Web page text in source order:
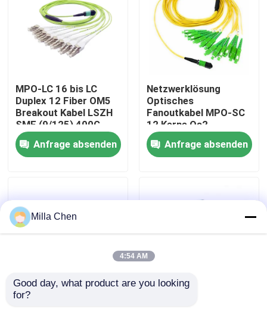
Produkte
Über uns
Fabrik-Ausflug
Qualitätskontrolle
Treten Sie mit uns in Verbindung
Fälle
MPO-LC 16 bis LC
Duplex 12 Fiber OM5
Breakout Kabel LSZH
SMF (9/125) 400G
800G Netzwerk
Anfrage absenden
Netzwerklösung
Optisches
Fanoutkabel MPO-SC
12 Kerne Os2
Einzelmodus 9/125 1m
3m 5m Typ A MPO
Breakout Fiber Patch
Anfrage absenden
MPO-SC 16Fiber
Milla Chen
4:54 AM
Good day, what product are you looking
for?